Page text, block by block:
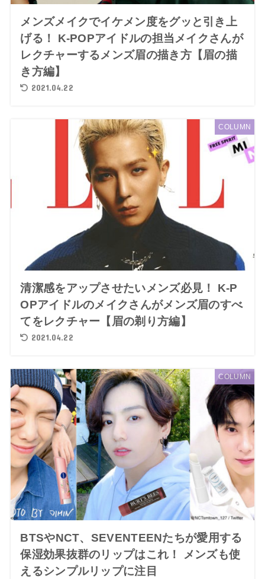
メンズメイクでイケメン度をグッと引き上
げる！ K-POPアイドルの担当メイクさんが
レクチャーするメンズ眉の描き方【眉の描
き方編】
2021.04.22
COLUMN
清潔感をアップさせたいメンズ必見！ K-P
OPアイドルのメイクさんがメンズ眉のすべ
てをレクチャー【眉の剃り方編】
2021.04.22
COLUMN
BTSやNCT、SEVENTEENたちが愛用する
保湿効果抜群のリップはこれ！ メンズも使
えるシンプルリップに注目